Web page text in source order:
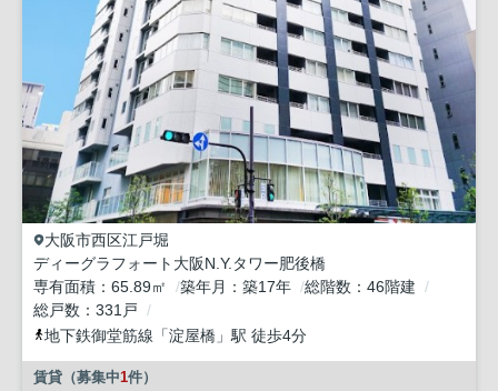
大阪市西区江戸堀
ディーグラフォート大阪N.Y.タワー肥後橋
専有面積
65.89㎡ 築年月 築17年 総階数
46階建
総戸数
331戸
地下鉄御堂筋線 「淀屋橋 」駅 徒歩4分
賃貸（募集中1件）